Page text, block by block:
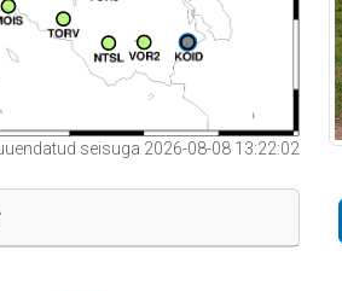
seisuga 2026-08-08 13:22:02